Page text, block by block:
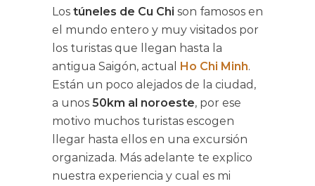
Los túneles de Cu Chi son famosos en
el mundo entero y muy visitados por
los turistas que llegan hasta la
antigua Saigón, actual Ho Chi Minh.
Están un poco alejados de la ciudad,
a unos 50km al noroeste, por ese
motivo muchos turistas escogen
llegar hasta ellos en una excursión
organizada. Más adelante te explico
nuestra experiencia y cual es mi